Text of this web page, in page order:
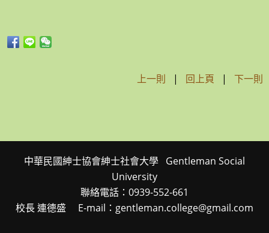
上一則 | 回上頁 | 下一則
中華民國紳士協會紳士社會大學 Gentleman Social
University
聯絡電話：0939-552-661
校長 連德盛 E-mail：gentleman.college@gmail.com